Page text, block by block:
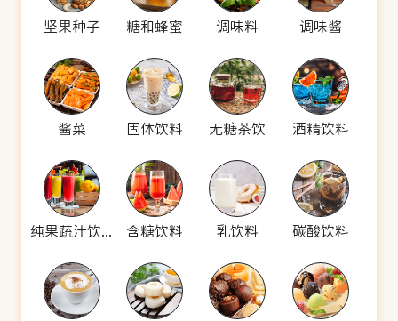
坚果种子 糖和蜂蜜 调味料 调味酱
酱菜 固体饮料 无糖茶饮 酒精饮料
纯果蔬汁饮料 含糖饮料 乳饮料 碳酸饮料